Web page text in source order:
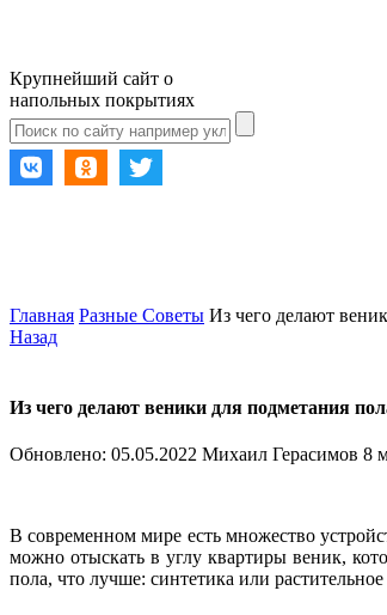
Крупнейший сайт о
напольных покрытиях
Главная Разные Советы Из чего делают
Назад
Из чего делают веники для подметания
Обновлено: 05.05.2022 Михаил Герасимов 8
В современном мире есть множество
можно отыскать в углу квартиры веник,
пола, что лучше: синтетика или